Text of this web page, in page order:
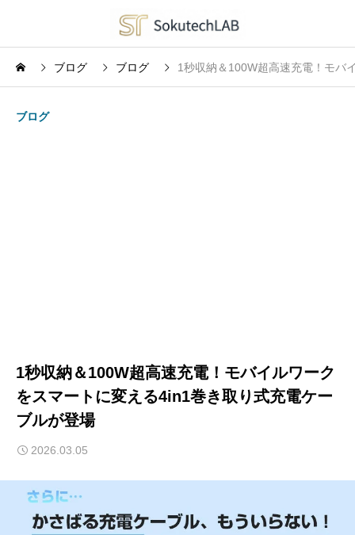
ブログ ブログ 1秒収納＆100W超高速充電！モバ
ブログ
1秒収納＆100W超高速充電！モバイルワーク
をスマートに変える4in1巻き取り式充電ケー
ブルが登場
2026.03.05